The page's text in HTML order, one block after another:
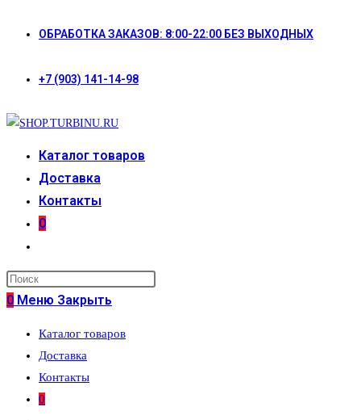
ОБРАБОТКА ЗАКАЗОВ: 8:00-22:00 БЕЗ ВЫХОДНЫХ
+7 (903) 141-14-98
Каталог товаров
Доставка
Контакты
0
поиск
по
сайту
0 Меню Закрыть
Каталог товаров
Доставка
Контакты
0